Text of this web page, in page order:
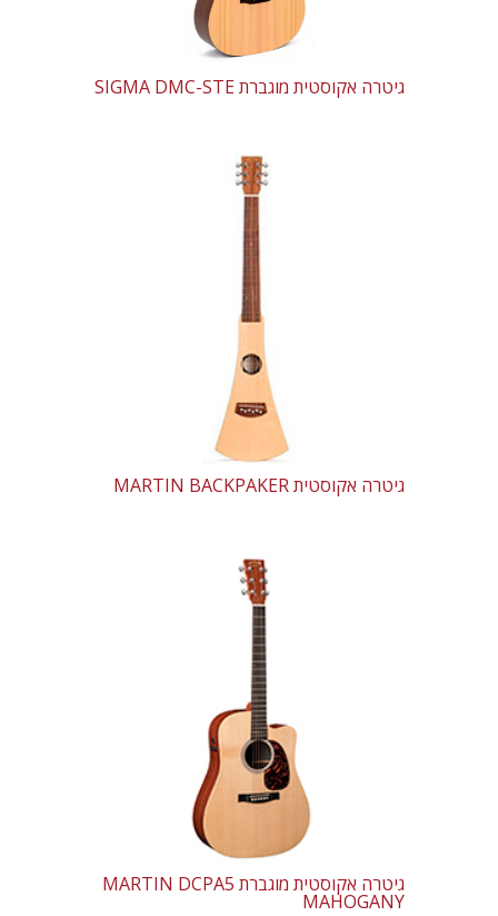
גיטרה אקוסטית מוגברת SIGMA DMC-STE
גיטרה אקוסטית MARTIN BACKPAKER
גיטרה אקוסטית מוגברת MARTIN DCPA5
MAHOGANY